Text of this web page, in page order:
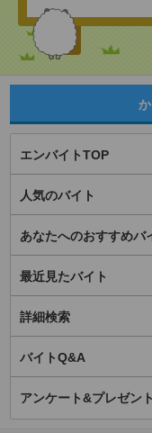
エンバイトTOP
人気のバイト
あなたへのおすすめバ
最近見たバイト
詳細検索
バイトQ&A
アンケート&プレゼント